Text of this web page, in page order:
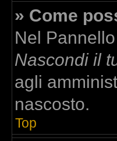
» Come
Nel
Nascondi il
agli
nascosto.
Top